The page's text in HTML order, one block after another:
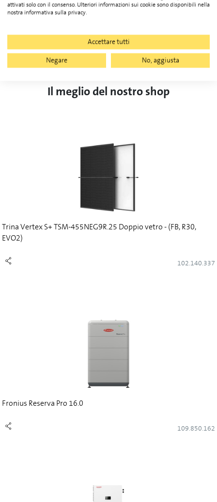
vendita personale
Il meglio del nostro shop
Trina Vertex S+ TSM-455NEG9R.25 Doppio vetro - (FB, R30,
EVO2)
102.140.337
Fronius Reserva Pro 16.0
109.850.162
attivati solo con il consenso. Ulteriori informazioni sui cookie sono disponibili nella
nostra informativa sulla privacy.
Accettare tutti
Negare
No, aggiusta